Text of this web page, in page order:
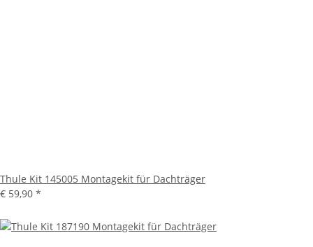
Thule Kit 145005 Montagekit für Dachträger
€ 59,90 *